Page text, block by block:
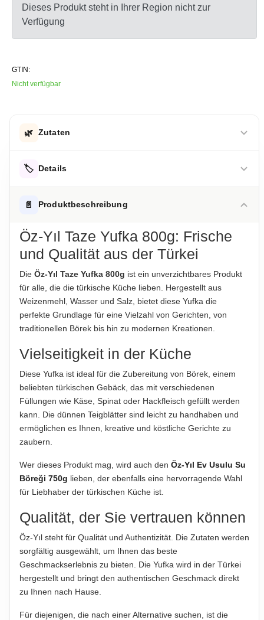
Dieses Produkt steht in Ihrer Region nicht zur
Verfügung
GTIN:
Nicht verfügbar
🌿 Zutaten
übernommen. Bitte prüfen Sie die Angaben auf der jeweiligen
Produktverpackung; nur diese sind verbindlich.
🏷️ Details
ALLERGENHINWEISE
AUFBEWAHRUNGSHINWEIS
Kühl und trocken lagern
HERKUNFTSLAND
Türkei
HINWEIS
Für die vorstehenden Angaben wird keine Haftung
der jeweiligen Produktverpackung, nur diese sind verbindlich.
Das Produktdesign kann von der Abbildung abweichen.
ABTROPFGEWICHT
800g
HERSTELLER
Öz-Yıl Gıda Sanayi ve Ticaret A.Ş., Organize Sanayi Bölgesi,
Hinweis zur Haftung: Für die vorstehenden Angaben wird keine Haftung
übernommen. Bitte prüfen Sie die Angaben auf der jeweiligen
Produktverpackung; nur diese sind verbindlich.
📄 Produktbeschreibung
Öz-Yıl Taze Yufka 800g: Frische
und Qualität aus der Türkei
Die Öz-Yıl Taze Yufka 800g ist ein unverzichtbares Produkt
für alle, die die türkische Küche lieben. Hergestellt aus
Weizenmehl, Wasser und Salz, bietet diese Yufka die
perfekte Grundlage für eine Vielzahl von Gerichten, von
traditionellen Börek bis hin zu modernen Kreationen.
Vielseitigkeit in der Küche
Diese Yufka ist ideal für die Zubereitung von Börek, einem
beliebten türkischen Gebäck, das mit verschiedenen
Füllungen wie Käse, Spinat oder Hackfleisch gefüllt werden
kann. Die dünnen Teigblätter sind leicht zu handhaben und
ermöglichen es Ihnen, kreative und köstliche Gerichte zu
zaubern.
Wer dieses Produkt mag, wird auch den Öz-Yıl Ev Usulu Su
Böreği 750g lieben, der ebenfalls eine hervorragende Wahl
für Liebhaber der türkischen Küche ist.
Qualität, der Sie vertrauen können
Öz-Yıl steht für Qualität und Authentizität. Die Zutaten werden
sorgfältig ausgewählt, um Ihnen das beste
Geschmackserlebnis zu bieten. Die Yufka wird in der Türkei
hergestellt und bringt den authentischen Geschmack direkt
zu Ihnen nach Hause.
Für diejenigen, die nach einer Alternative suchen, ist die